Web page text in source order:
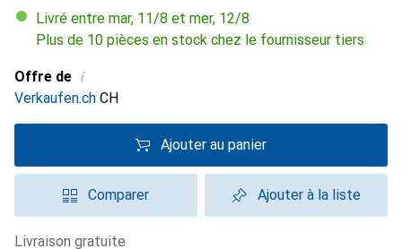
Livré entre mar, 11/8 et mer, 12/8
Plus de 10 pièces en stock chez le fournisseur tiers
Offre de i
Verkaufen.ch CH
Ajouter au panier
Comparer Ajouter à la liste
livraison gratuite